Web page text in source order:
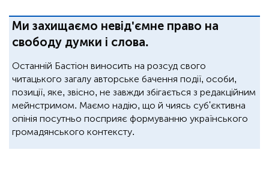
Ми захищаємо невід'ємне право на
свободу думки і слова.
Останній Бастіон виносить на розсуд свого
читацького загалу авторське бачення події, особи,
позиції, яке, звісно, не завжди збігається з редакційним
мейнстримом. Маємо надію, що й чиясь суб'єктивна
опінія посутньо посприяє формуванню українського
громадянського контексту.